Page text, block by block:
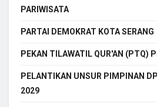
PARIWISATA
PARTAI DEMOKRAT KOTA SERANG
PEKAN TILAWATIL QUR'AN (PTQ)
PELANTIKAN UNSUR PIMPINAN
2029